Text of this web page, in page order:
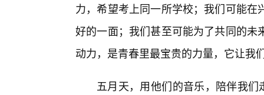
力，希望考上同一所学校；我们可能
好的一面；我们甚至可能为了共同的
动力，是青春里最宝贵的力量，它让我
五月天，用他们的音乐，陪伴我